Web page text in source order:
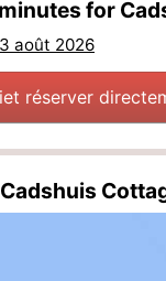
for
août 2026
et réserver